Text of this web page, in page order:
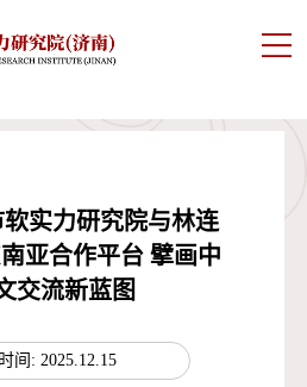
实力研究院与林连
亚合作平台 擘画中
交流新蓝图
间: 2025.12.15